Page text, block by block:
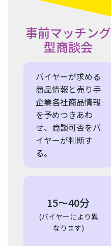
事前マッチング
型商談会
バイヤーが求める
商品情報と売り手
企業各社商品情報
を予めつきあわ
せ、商談可否をバ
イヤーが判断す
る。
15〜40分
(バイヤーにより異
なります)